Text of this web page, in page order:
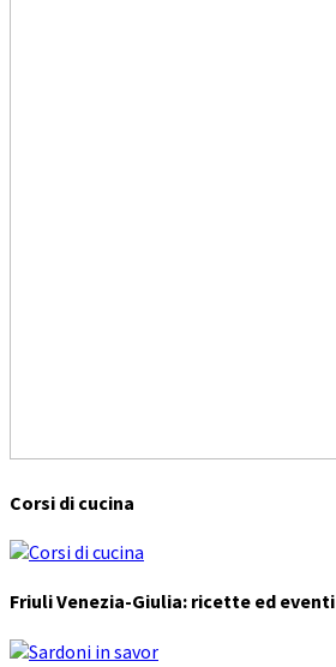
Corsi di cucina
Friuli Venezia-Giulia: ricette ed eventi